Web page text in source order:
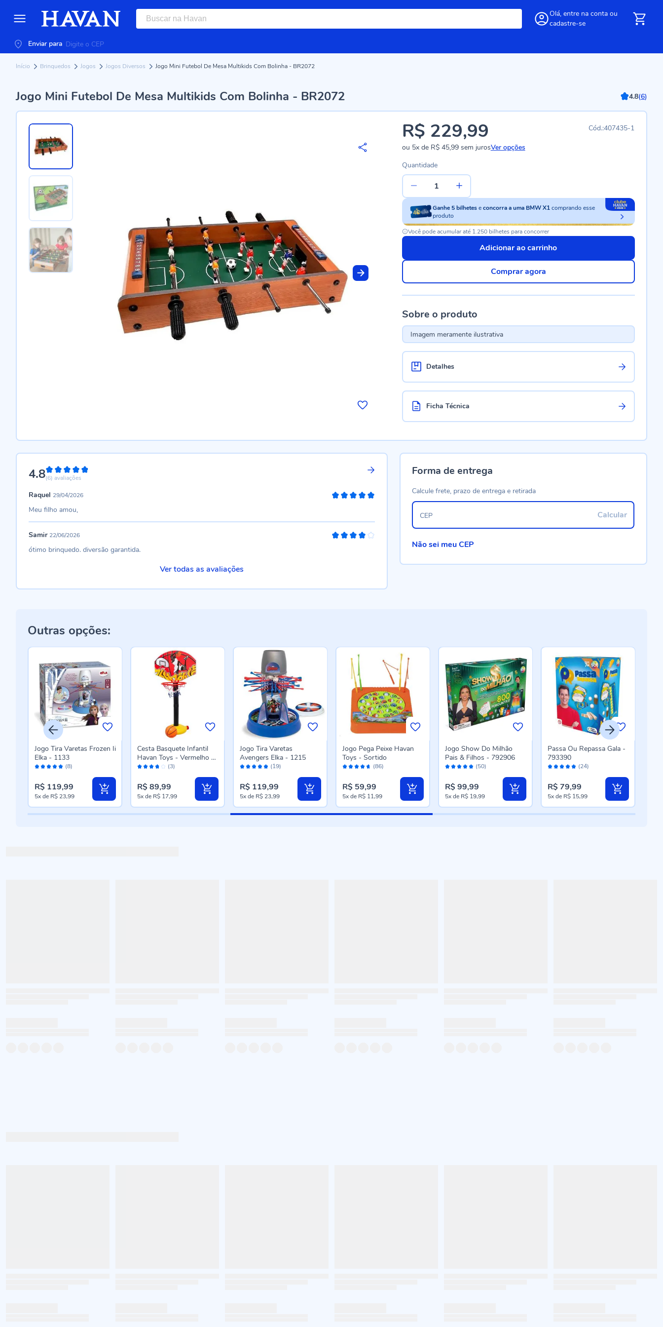
Olá, entre na conta ou
cadastre-se
Enviar para
Início Brinquedos Jogos Jogos Diversos Jogo Mini Futebol De Mesa Multikids Com Bolinha - BR2072
Jogo Mini Futebol De Mesa Multikids Com Bolinha - BR2072 4.8(6)
407435-1
R$ 229,99
ou 5xde R$ 45,99sem jurosVer opções
Quantidade
Ganhe5 bilhetes econcorra a uma BMW X1comprando esse
produto
Você pode acumular até 1.250 bilhetes para concorrer
Adicionar ao carrinho
Comprar agora
Sobre o produto
Imagem meramente ilustrativa
Detalhes
Ficha Técnica
4.896%
(6) avaliações
Raquel 29/04/2026
Meu filho amou,
Samir 22/06/2026
ótimo brinquedo. diversão garantida.
Ver todas as avaliações
Forma de entrega
Calcule frete, prazo de entrega e retirada
Calcular
CEP
Não sei meu CEP
Outras opções:
Avaliação: (8)
Jogo Tira Varetas Frozen Ii
Elka - 1133
R$ 119,99
5xde R$ 23,99
Avaliação: (3)
Cesta Basquete Infantil
Havan Toys - Vermelho e
Laranja
R$ 89,99
5xde R$ 17,99
Avaliação: (19)
Jogo Tira Varetas
Avengers Elka - 1215
R$ 119,99
5xde R$ 23,99
Avaliação: (86)
Jogo Pega Peixe Havan
Toys - Sortido
R$ 59,99
5xde R$ 11,99
Avaliação: (50)
Jogo Show Do Milhão
Pais & Filhos - 792906
R$ 99,99
5xde R$ 19,99
Avaliação: (24)
Passa Ou Repassa Gala -
793390
R$ 79,99
5xde R$ 15,99